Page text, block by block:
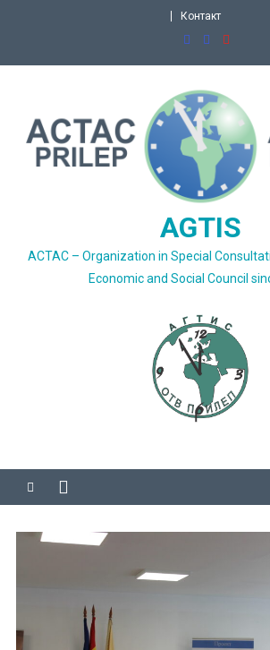
Контакт
AGTIS
ACTAC – Organization in Special
Economic and Social Council